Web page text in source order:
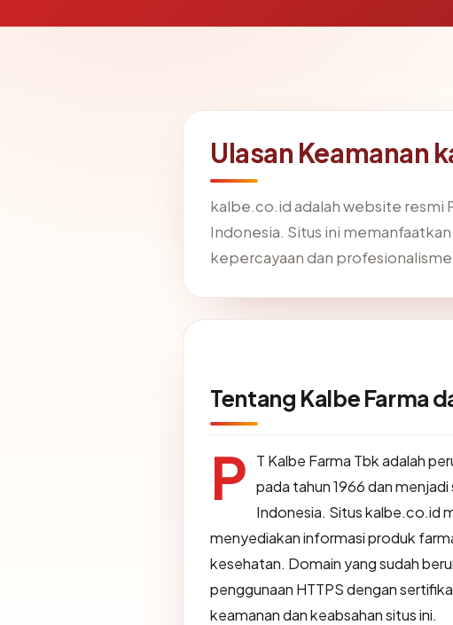
Ulasan Keamanan
kalbe.co.id adalah website resmi
Indonesia. Situs ini
kepercayaan dan
Tentang Kalbe Farma
P
T Kalbe Farma Tbk adalah
pada tahun 1966 dan
Indonesia. Situs kalbe.co.id
menyediakan informasi produk
kesehatan. Domain yang sudah
penggunaan HTTPS dengan
keamanan dan keabsahan situs ini.